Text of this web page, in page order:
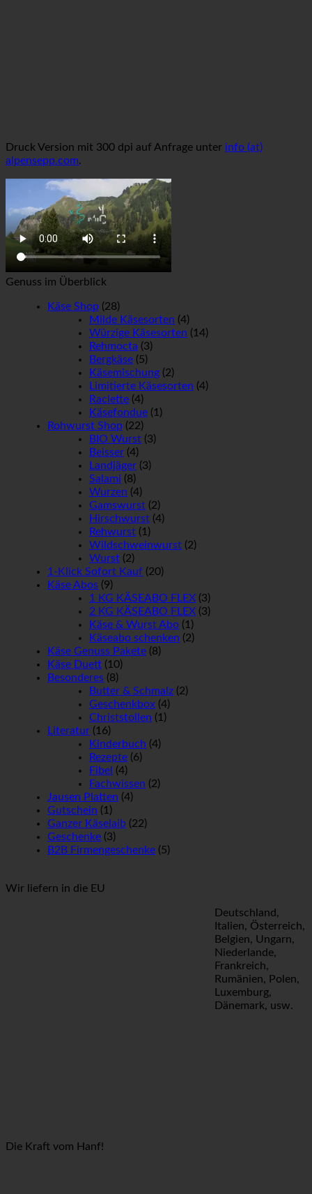
Druck Version mit 300 dpi auf Anfrage unter info (at)
alpensepp.com.
Genuss im Überblick
Käse Shop (28)
Milde Käsesorten (4)
Würzige Käsesorten (14)
Rehmocta (3)
Bergkäse (5)
Käsemischung (2)
Limitierte Käsesorten (4)
Raclette (4)
Käsefondue (1)
Rohwurst Shop (22)
BIO Wurst (3)
Beisser (4)
Landjäger (3)
Salami (8)
Wurzen (4)
Gamswurst (2)
Hirschwurst (4)
Rehwurst (1)
Wildschweinwurst (2)
Wurst (2)
1-Klick Sofort Kauf (20)
Käse Abos (9)
1 KG KÄSEABO FLEX (3)
2 KG KÄSEABO FLEX (3)
Käse & Wurst Abo (1)
Käseabo schenken (2)
Käse Genuss Pakete (8)
Käse Duett (10)
Besonderes (8)
Butter & Schmalz (2)
Geschenkbox (4)
Christstollen (1)
Literatur (16)
Kinderbuch (4)
Rezepte (6)
Fibel (4)
Fachwissen (2)
Jausen Platten (4)
Gutschein (1)
Ganzer Käselaib (22)
Geschenke (3)
B2B Firmengeschenke (5)
Wir liefern in die EU
Deutschland,
Italien, Österreich,
Belgien, Ungarn,
Niederlande,
Frankreich,
Rumänien, Polen,
Luxemburg,
Dänemark, usw.
Die Kraft vom Hanf!